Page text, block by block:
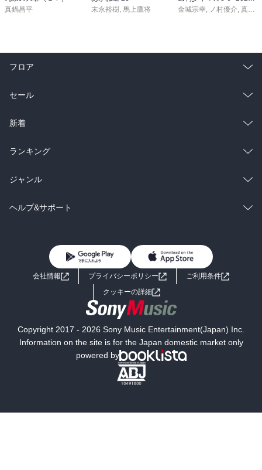
真鍋昌平
末永裕樹, 馬上鷹将
金城宗幸, ノ村優介, 真島ヒロ
フロア
総合
ラノベ
雑誌・グラビア
BL・TL
セール
総合
ラノベ
雑誌・グラビア
BL・TL
新着
総合
ラノベ
雑誌・グラビア
ランキング
総合
ラノベ
ジャンル
コミック
ライトノベル 男子向けラノベ
小説
海外小説
ミステリー SF
文学
ヘルプ&サポート
よくあるご質問 お問い合わせ
会社情報 プライバシーポリシー
ご利用条件
クッキーの詳細
Copyright 2017 - 2026 Sony Music Entertainment(Japan) Inc.
Information on the site is for the Japan domestic market only
powered by